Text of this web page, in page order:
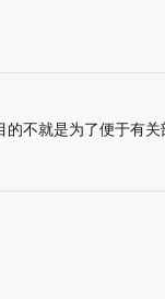
不就是为了便于有关